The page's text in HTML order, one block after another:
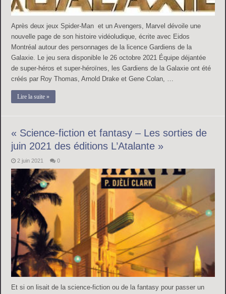
Après deux jeux Spider-Man et un Avengers, Marvel dévoile une
nouvelle page de son histoire vidéoludique, écrite avec Eidos
Montréal autour des personnages de la licence Gardiens de la
Galaxie. Le jeu sera disponible le 26 octobre 2021 Équipe déjantée
de super-héros et super-héroïnes, les Gardiens de la Galaxie ont été
créés par Roy Thomas, Arnold Drake et Gene Colan, …
Lire la suite »
« Science-fiction et fantasy – Les sorties de
juin 2021 des éditions L’Atalante »
2 juin 2021 0
Et si on lisait de la science-fiction ou de la fantasy pour passer un